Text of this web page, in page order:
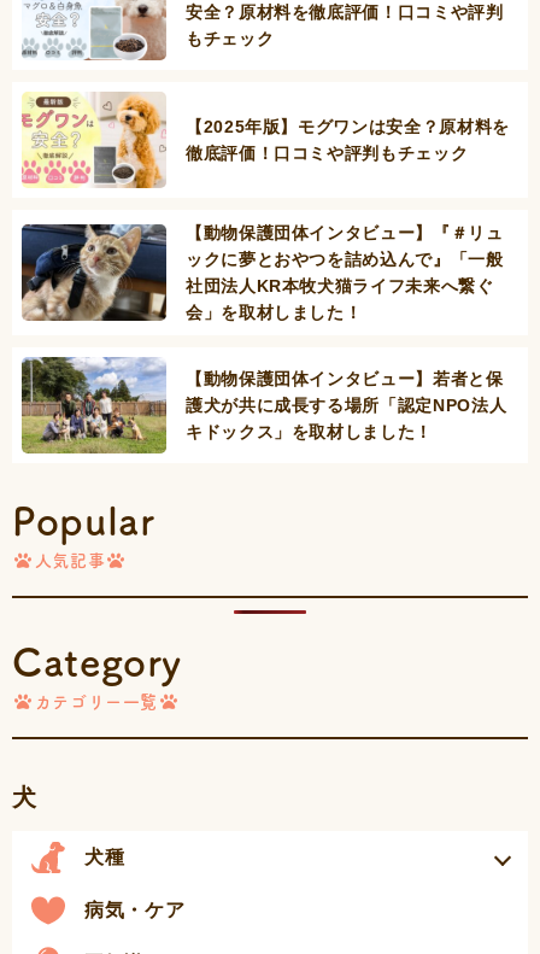
安全？原材料を徹底評価！口コミや評判
もチェック
【2025年版】モグワンは安全？原材料を
徹底評価！口コミや評判もチェック
【動物保護団体インタビュー】『＃リュ
ックに夢とおやつを詰め込んで』「一般
社団法人KR本牧犬猫ライフ未来へ繋ぐ
会」を取材しました！
【動物保護団体インタビュー】若者と保
護犬が共に成長する場所「認定NPO法人
キドックス」を取材しました！
Popular
人気記事
Category
カテゴリー一覧
犬
犬種
病気・ケア